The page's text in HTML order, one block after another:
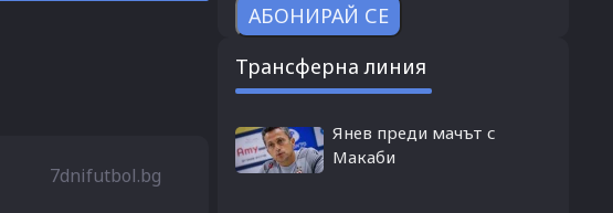
7dnifutbol.bg
Трансферна линия
Янев преди мачът с
Макаби